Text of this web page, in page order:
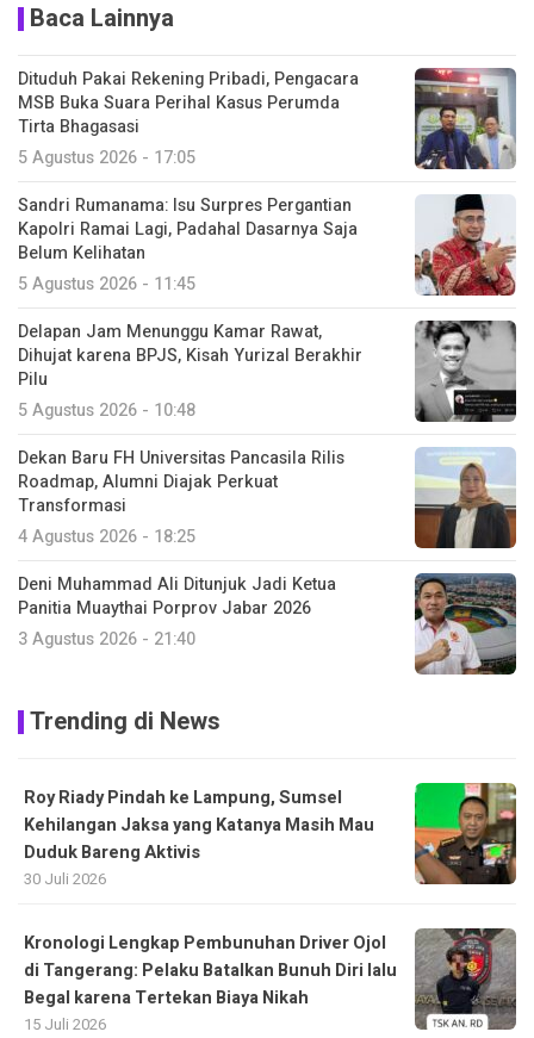
Baca Lainnya
Dituduh Pakai Rekening Pribadi, Pengacara
MSB Buka Suara Perihal Kasus Perumda
Tirta Bhagasasi
5 Agustus 2026 - 17:05
Sandri Rumanama: Isu Surpres Pergantian
Kapolri Ramai Lagi, Padahal Dasarnya Saja
Belum Kelihatan
5 Agustus 2026 - 11:45
Delapan Jam Menunggu Kamar Rawat,
Dihujat karena BPJS, Kisah Yurizal Berakhir
Pilu
5 Agustus 2026 - 10:48
Dekan Baru FH Universitas Pancasila Rilis
Roadmap, Alumni Diajak Perkuat
Transformasi
4 Agustus 2026 - 18:25
Deni Muhammad Ali Ditunjuk Jadi Ketua
Panitia Muaythai Porprov Jabar 2026
3 Agustus 2026 - 21:40
Trending di News
Roy Riady Pindah ke Lampung, Sumsel
Kehilangan Jaksa yang Katanya Masih Mau
Duduk Bareng Aktivis
30 Juli 2026
Kronologi Lengkap Pembunuhan Driver Ojol
di Tangerang: Pelaku Batalkan Bunuh Diri lalu
Begal karena Tertekan Biaya Nikah
15 Juli 2026